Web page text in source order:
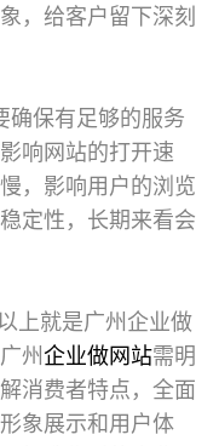
，给客户留下深刻
确保有足够的服务
响网站的打开速
，影响用户的浏览
定性，长期来看会
上就是广州企业做
州企业做网站需明
消费者特点，全面
象展示和用户体